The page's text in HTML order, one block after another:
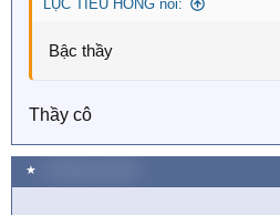
LỤC TIỂU HỒNG nói:
Bậc thầy
Thầy cô
★